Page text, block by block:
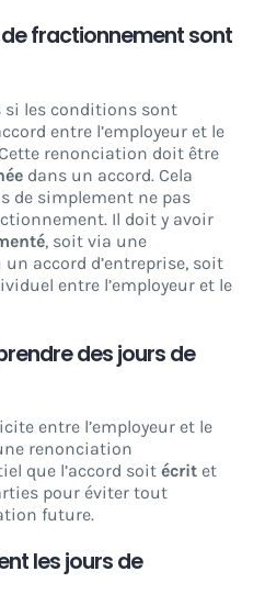
fractionnement sont
si les conditions sont
entre l’employeur et le
renonciation doit être
dans un accord. Cela
de simplement ne pas
Il doit y avoir
, soit via une
accord d’entreprise, soit
entre l’employeur et le
des jours de
entre l’employeur et le
renonciation
que l’accord soit écrit et
pour éviter tout
future.
les jours de